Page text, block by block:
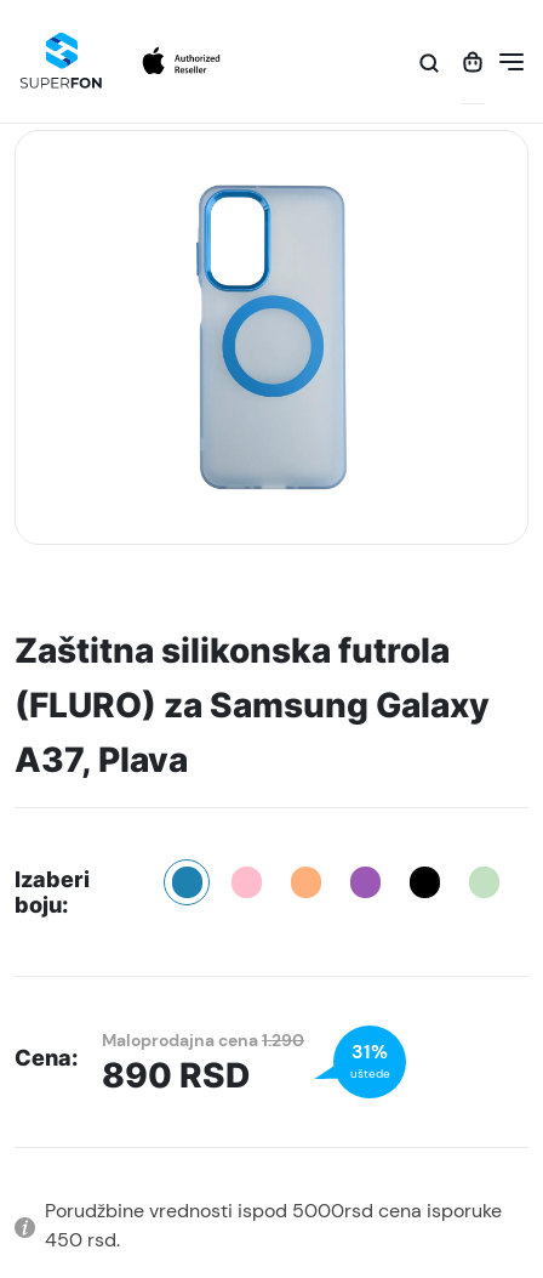
Zaštitna silikonska futrola
(FLURO) za Samsung Galaxy
A37, Plava
Izaberi
boju:
Cena:
Maloprodajna cena1.290
890 RSD
31%
uštede
Porudžbine vrednosti ispod 5000rsd cena isporuke
450 rsd.